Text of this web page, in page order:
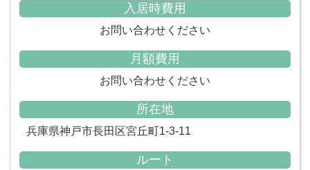
入居時費用
お問い合わせください
月額費用
お問い合わせください
所在地
兵庫県神戸市長田区宮丘町1-3-11
ルート